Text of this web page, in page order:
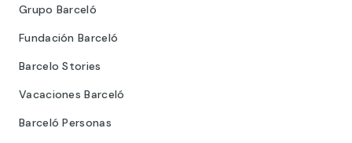
Grupo Barceló
Fundación Barceló
Barcelo Stories
Vacaciones Barceló
Barceló Personas